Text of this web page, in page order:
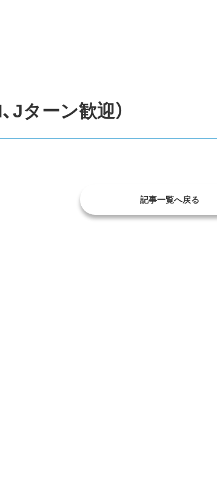
Jターン歓迎）
記事一覧へ戻る